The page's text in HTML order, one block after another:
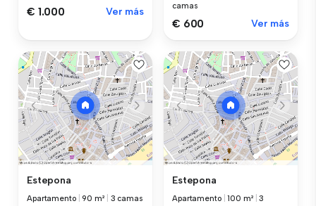
€ 1.000 Ver más
camas
€ 600 Ver más
Estepona
Apartamento |90 m² 3 camas
Estepona
Apartamento |100 m² |3